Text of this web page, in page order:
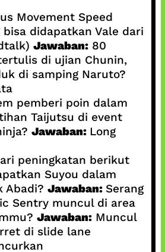
Movement Speed
bisa didapatkan Vale dari
Jawaban:80
di ujian Chunin,
di samping Naruto?
pemberi poin dalam
Taijutsu di event
Jawaban: Long
peningkatan berikut
Suyou dalam
Abadi? Jawaban: Serang
Sentry muncul di area
Jawaban:Muncul
di slide lane